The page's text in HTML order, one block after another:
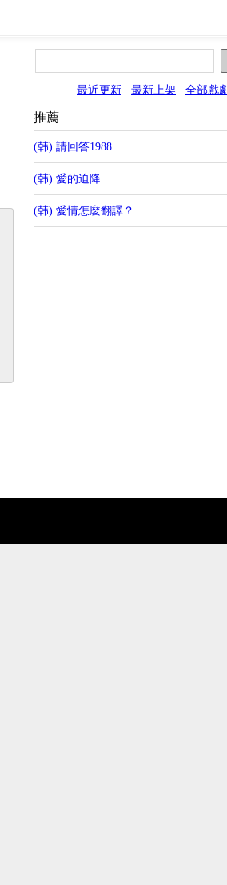
最近更新 最新上架 全部戲劇
推薦
(韩) 請回答1988
(韩) 愛的迫降
(韩) 愛情怎麼翻譯？